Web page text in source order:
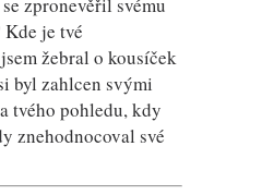
je tvé
žebral o kousíček
byl zahlcen svými
tvého pohledu, kdy
znehodnocoval své